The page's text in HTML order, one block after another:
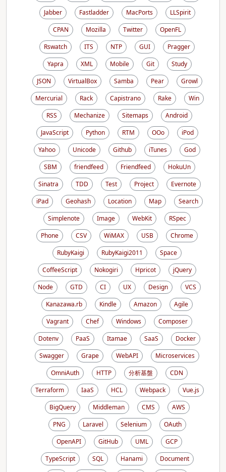
Jabber
Fastladder MacPorts
LLSpirit
CPAN
Mozilla Twitter
OpenFL
Rswatch
ITS NTP GUI
Pragger
Yapra
XML Mobile Git
Study
JSON
VirtualBox Samba Pear
Growl
Mercurial
Rack Capistrano Rake
Win
RSS
Mechanize Sitemaps
Android
JavaScript
Python RTM OOo
iPod
Yahoo
Unicode Github iTunes
God
SBM
friendfeed Friendfeed
HokuUn
Sinatra
TDD Test Project
Evernote
iPad
Geohash Location Map
Search
Simplenote
Image WebKit
RSpec
Phone
CSV WiMAX USB
Chrome
RubyKaigi
RubyKaigi2011
Space
CoffeeScript
Nokogiri Hpricot
jQuery
Node
GTD CI UX Design
VCS
Kanazawa.rb
Kindle Amazon
Agile
Vagrant
Chef Windows
Composer
Dotenv
PaaS Itamae SaaS
Docker
Swagger
Grape WebAPI
Microservices
OmniAuth
HTTP 分析基盤
CDN
Terraform
IaaS HCL Webpack
Vue.js
BigQuery
Middleman CMS
AWS
PNG
Laravel Selenium
OAuth
OpenAPI
GitHub UML
GCP
TypeScript
SQL Hanami
Document